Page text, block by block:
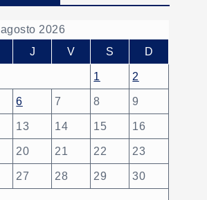
agosto 2026
J V S D
1 2
6 7 8 9
13 14 15 16
20 21 22 23
27 28 29 30